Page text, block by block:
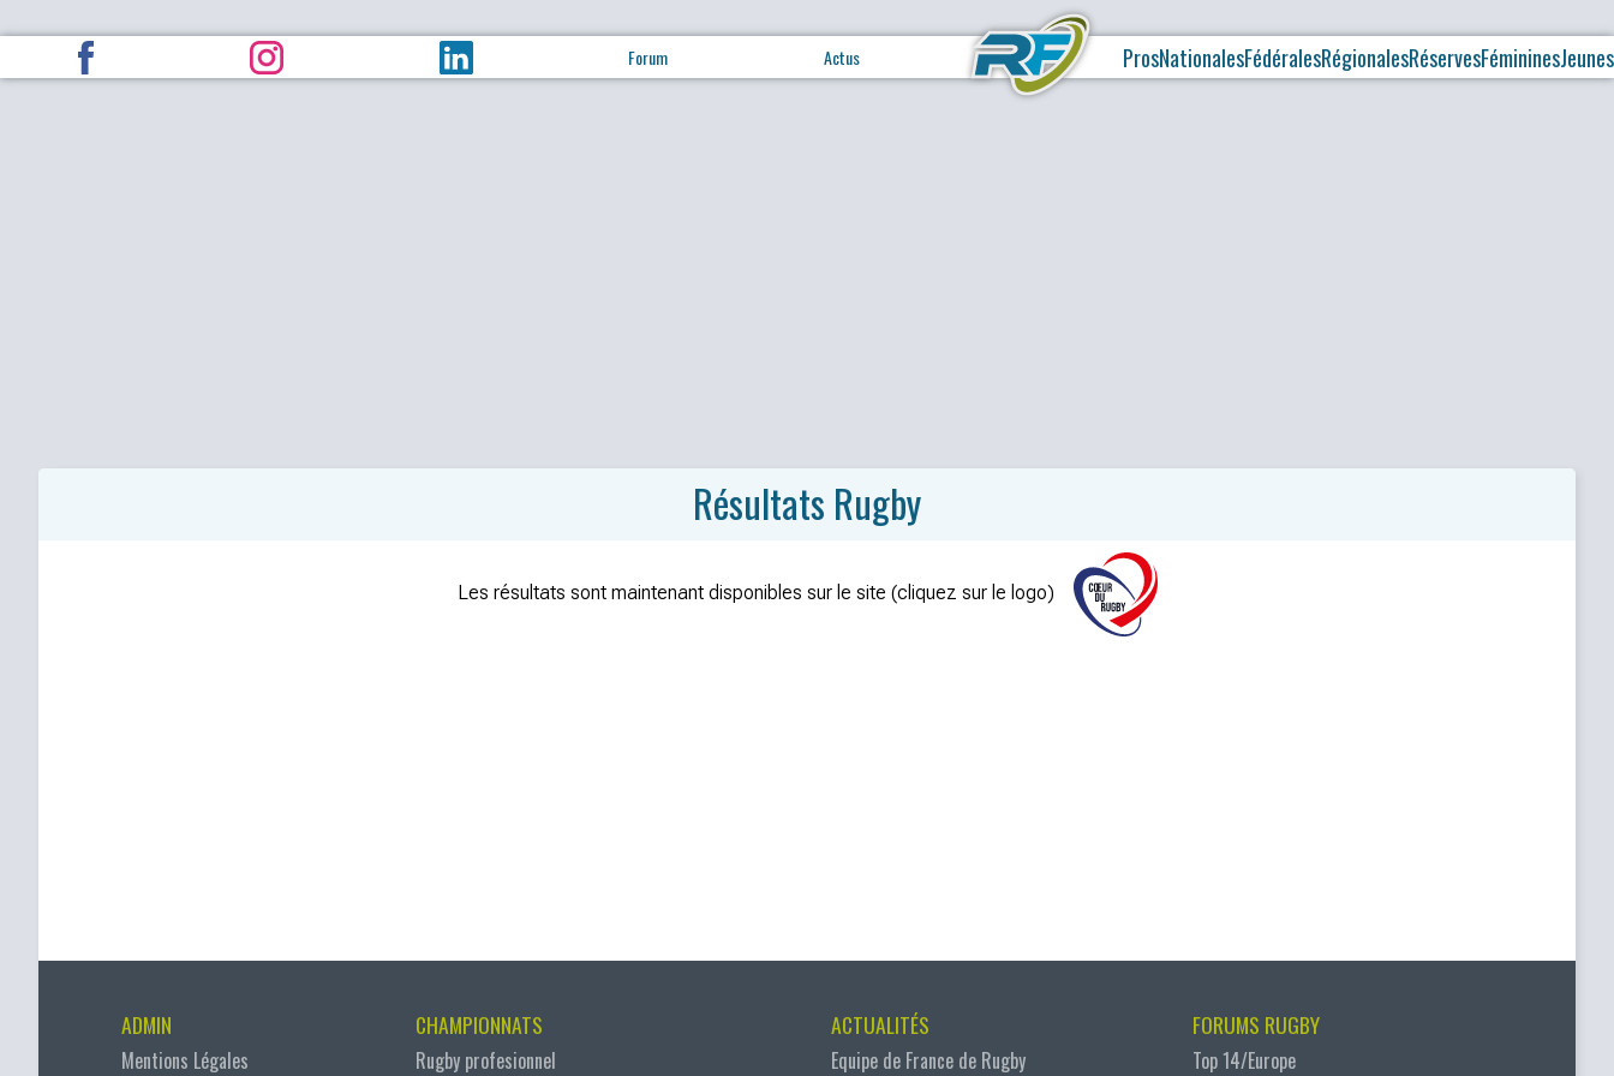
Forum Actus ProsNationalesFédéralesRégionalesRéservesFémininesJeunes
Résultats Rugby
Les résultats sont maintenant disponibles sur le site (cliquez sur le logo)
ADMIN
Mentions Légales
CHAMPIONNATS
Rugby profesionnel
ACTUALITÉS
Equipe de France de Rugby
FORUMS RUGBY
Top 14/Europe